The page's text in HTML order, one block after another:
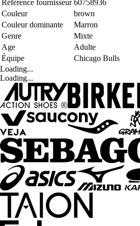
Référence fournisseur 60758936
Couleur
brown
Couleur dominante
Marron
Genre
Mixte
Age
Adulte
Équipe
Chicago Bulls
Loading...
Loading...